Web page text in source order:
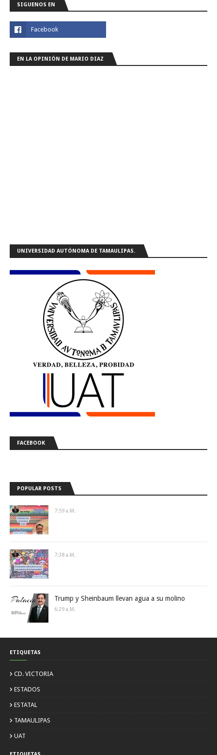
SIGUENOS EN
EN LA OPINIÓN DE MARIO DIAZ
UNIVERSIDAD AUTÓNOMA DE TAMAULIPAS.
FACEBOOK
POPULAR POSTS
7:59 A.m.
7:38 A.m.
Trump y Sheinbaum llevan agua a su molino
6:29 A.m.
ETIQUETAS
CD. VICTORIA
ESTADOS
ESTATAL
TAMAULIPAS
UAT